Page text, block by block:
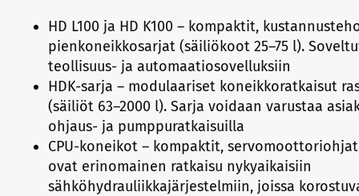
HD L100 ja HD K100 – kompaktit,
pienkoneikkosarjat (säiliökoot 25–75 l).
teollisuus- ja automaatiosovelluksiin
HDK-sarja – modulaariset koneikkoratkaisut
(säiliöt 63–2000 l). Sarja voidaan varustaa
ohjaus- ja pumppuratkaisuilla
CPU-koneikot – kompaktit,
ovat erinomainen ratkaisu nykyaikaisiin
sähköhydrauliikkajärjestelmiin, joissa